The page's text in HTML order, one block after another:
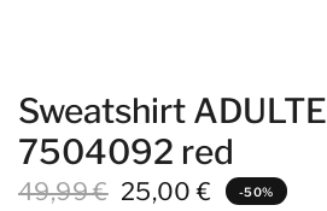
Sweatshirt ADULTE
7504092 red
49,99 € 25,00 € -50%